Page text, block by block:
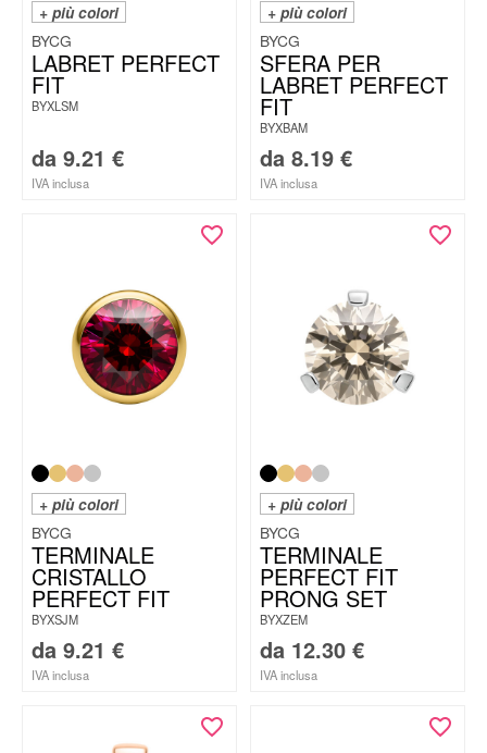
+ più colori
BYCG
LABRET PERFECT
FIT
BYXLSM
da 9.21 €
IVA inclusa
+ più colori
BYCG
SFERA PER
LABRET PERFECT
FIT
BYXBAM
da 8.19 €
IVA inclusa
+ più colori
BYCG
TERMINALE
CRISTALLO
PERFECT FIT
BYXSJM
da 9.21 €
IVA inclusa
+ più colori
BYCG
TERMINALE
PERFECT FIT
PRONG SET
BYXZEM
da 12.30 €
IVA inclusa